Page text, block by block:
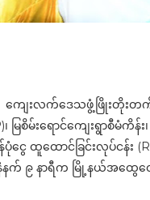
ကျေးလက်ဒေသဖွံ့ဖြိုးတိုးတက်
ြစိမ်းရောင်ကျေးရွာစီမံကိန်
ရန်ပုံငွေ ထူထောင်ခြင်းလုပ်
က် ၉ နာရီက ​မြို့နယ်အထွေထွေ